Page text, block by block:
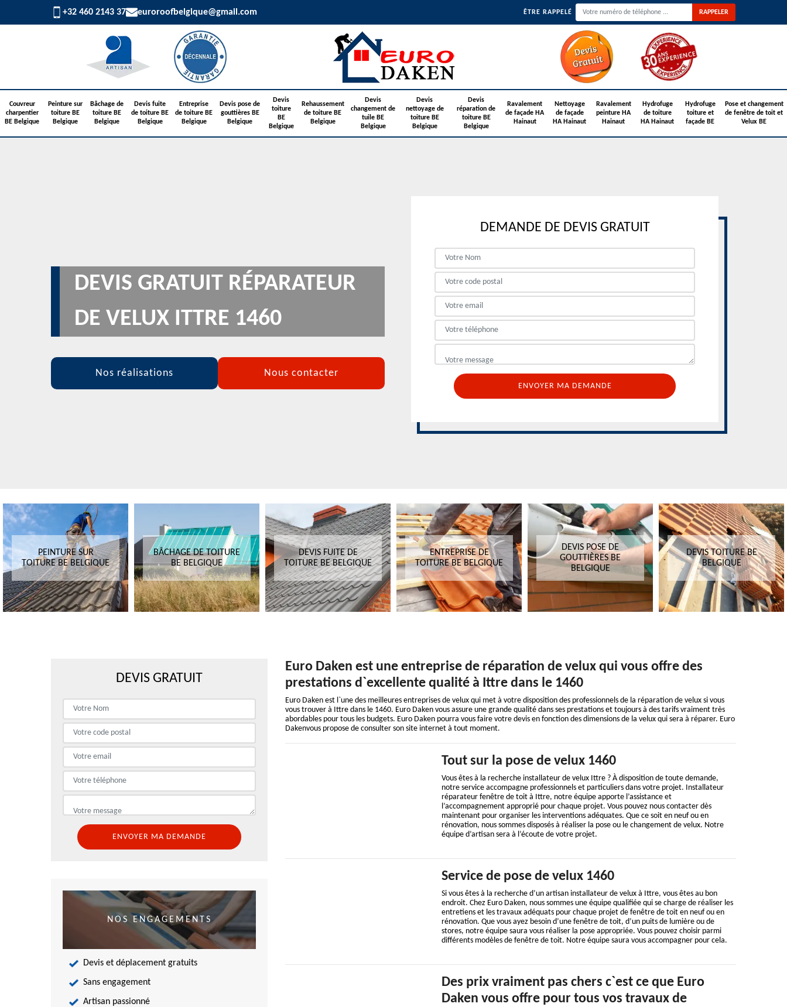
+32 460 2143 37 euroroofbelgique@gmail.com ÊTRE RAPPELÉ
Couvreur
charpentier
BE Belgique
Peinture sur
toiture BE
Belgique
Bâchage de
toiture BE
Belgique
Devis fuite
de toiture BE
Belgique
Entreprise
de toiture BE
Belgique
Devis pose de
gouttières BE
Belgique
Devis
toiture
BE
Belgique
Rehaussement
de toiture BE
Belgique
Devis
changement de
tuile BE
Belgique
Devis
nettoyage de
toiture BE
Belgique
Devis
réparation de
toiture BE
Belgique
Ravalement
de façade HA
Hainaut
Nettoyage
de façade
HA Hainaut
Ravalement
peinture HA
Hainaut
Hydrofuge
de toiture
HA Hainaut
Hydrofuge
toiture et
façade BE
Pose et changement
de fenêtre de toit et
Velux BE
DEVIS GRATUIT RÉPARATEUR
DE VELUX ITTRE 1460
Nos réalisations Nous contacter
DEMANDE DE DEVIS GRATUIT
PEINTURE SUR
TOITURE BE BELGIQUE
BÂCHAGE DE TOITURE
BE BELGIQUE
DEVIS FUITE DE
TOITURE BE BELGIQUE
ENTREPRISE DE
TOITURE BE BELGIQUE
DEVIS POSE DE
GOUTTIÈRES BE
BELGIQUE
DEVIS TOITURE BE
BELGIQUE
DEVIS GRATUIT
NOS ENGAGEMENTS
Devis et déplacement gratuits
Sans engagement
Artisan passionné
Euro Daken est une entreprise de réparation de velux qui vous offre des
prestations d`excellente qualité à Ittre dans le 1460
Euro Daken est l`une des meilleures entreprises de velux qui met à votre disposition des professionnels de la réparation de velux si vous
vous trouver à Ittre dans le 1460. Euro Daken vous assure une grande qualité dans ses prestations et toujours à des tarifs vraiment très
abordables pour tous les budgets. Euro Daken pourra vous faire votre devis en fonction des dimensions de la velux qui sera à réparer. Euro
Dakenvous propose de consulter son site internet à tout moment.
Tout sur la pose de velux 1460
Vous êtes à la recherche installateur de velux Ittre ? À disposition de toute demande,
notre service accompagne professionnels et particuliers dans votre projet. Installateur
réparateur fenêtre de toit à Ittre, notre équipe apporte l’assistance et
l’accompagnement approprié pour chaque projet. Vous pouvez nous contacter dès
maintenant pour organiser les interventions adéquates. Que ce soit en neuf ou en
rénovation, nous sommes disposés à réaliser la pose ou le changement de velux. Notre
équipe d’artisan sera à l’écoute de votre projet.
Service de pose de velux 1460
Si vous êtes à la recherche d’un artisan installateur de velux à Ittre, vous êtes au bon
endroit. Chez Euro Daken, nous sommes une équipe qualifiée qui se charge de réaliser les
entretiens et les travaux adéquats pour chaque projet de fenêtre de toit en neuf ou en
rénovation. Que vous ayez besoin d’une fenêtre de toit, d’un puits de lumière ou de
stores, notre équipe saura vous réaliser la pose appropriée. Vous pouvez choisir parmi
différents modèles de fenêtre de toit. Notre équipe saura vous accompagner pour cela.
Des prix vraiment pas chers c`est ce que Euro
Daken vous offre pour tous vos travaux de